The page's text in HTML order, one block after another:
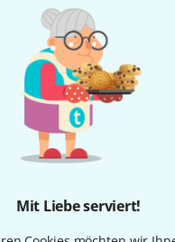
Mit Liebe serviert!